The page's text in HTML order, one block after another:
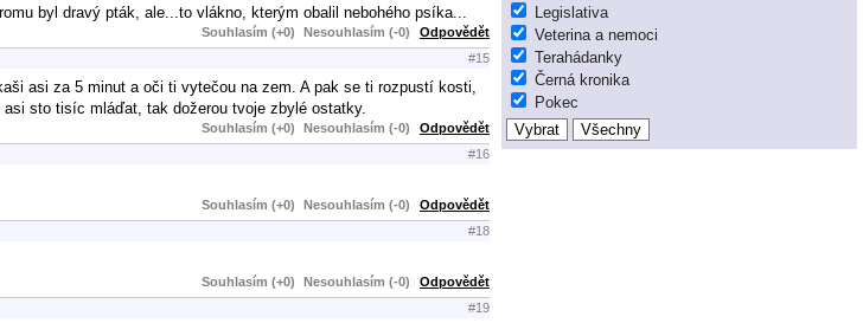
byl dravý pták, ale...to vlákno, kterým obalil nebohého psíka...
Souhlasím (+0) Nesouhlasím (-0) Odpovědět
#15
asi za 5 minut a oči ti vytečou na zem. A pak se ti rozpustí kosti,
sto tisíc mláďat, tak dožerou tvoje zbylé ostatky.
Souhlasím (+0) Nesouhlasím (-0) Odpovědět
#16
Souhlasím (+0) Nesouhlasím (-0) Odpovědět
#18
Souhlasím (+0) Nesouhlasím (-0) Odpovědět
#19
Legislativa
Veterina a nemoci
Terahádanky
Černá kronika
Pokec